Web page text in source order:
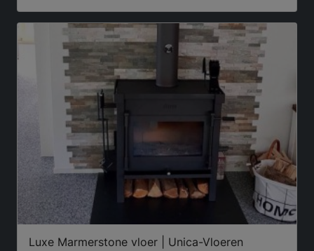
Luxe Marmerstone vloer | Unica-Vloeren